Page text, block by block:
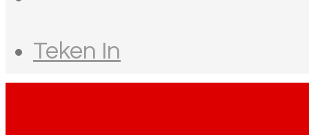
Teken In